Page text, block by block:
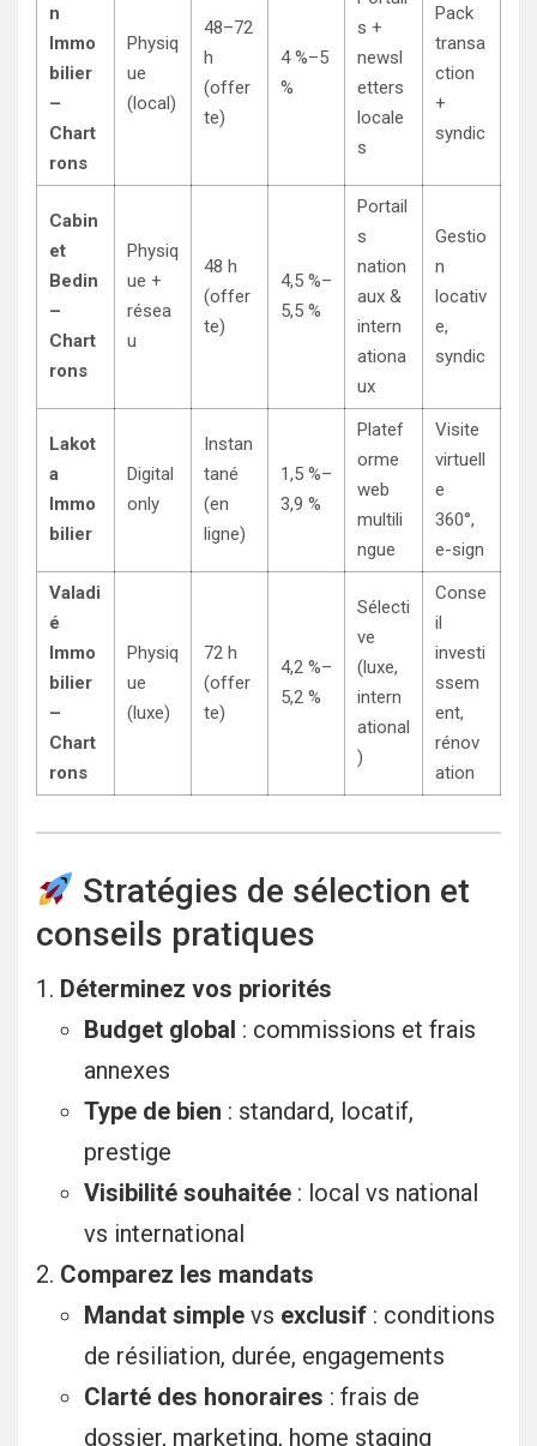
n
Immo
bilier
–
Chart
rons
Physiq
ue
(local)
48–72
h
(offer
te)
4 %–5
%
s +
newsl
etters
locale
s
Pack
transa
ction
+
syndic
Cabin
et
Bedin
–
Chart
rons
Physiq
ue +
résea
u
48 h
(offer
te)
4,5 %–
5,5 %
Portail
s
nation
aux &
intern
ationa
ux
Gestio
n
locativ
e,
syndic
Lakot
a
Immo
bilier
Digital
only
Instan
tané
(en
ligne)
1,5 %–
3,9 %
Platef
orme
web
multili
ngue
Visite
virtuell
e
360°,
e-sign
Valadi
é
Immo
bilier
–
Chart
rons
Physiq
ue
(luxe)
72 h
(offer
te)
4,2 %–
5,2 %
Sélecti
ve
(luxe,
intern
ational
)
Conse
il
investi
ssem
ent,
rénov
ation
Stratégies de sélection et
conseils pratiques
Déterminez vos priorités
Budget global : commissions et frais
annexes
Type de bien : standard, locatif,
prestige
Visibilité souhaitée : local vs national
vs international
Comparez les mandats
Mandat simple vs exclusif : conditions
de résiliation, durée, engagements
Clarté des honoraires : frais de
dossier, marketing, home staging